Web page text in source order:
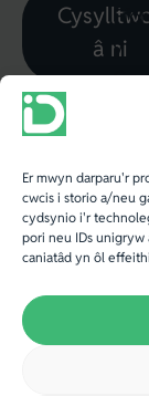
Er mwyn darparu'r
cwcis i storio a/neu
cydsynio i'r
pori neu IDs
caniatâd yn ôl
â ni
y
Ff:
+44
636